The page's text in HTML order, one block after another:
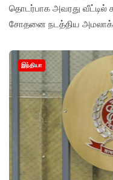
தொடர்பாக அவரது வீட்டில்
சோதனை
இந்தியா